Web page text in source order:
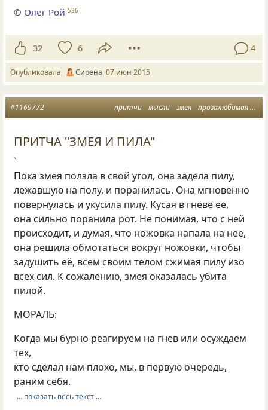
© Олег Рой 586
32 6 4
Опубликовала Сирена 07 июн 2015
притчи мысли змея прозалюбимая
#1169772
ПРИТЧА "ЗМЕЯ И ПИЛА"
`
Пока змея ползла в свой угол, она задела пилу,
лежавшую на полу, и поранилась. Она мгновенно
повернулась и укусила пилу. Кусая в гневе её,
она сильно поранила рот. Не понимая, что с ней
происходит, и думая, что ножовка напала на неё,
она решила обмотаться вокруг ножовки, чтобы
задушить её, всем своим телом сжимая пилу изо
всех сил. К сожалению, змея оказалась убита
пилой.
МОРАЛЬ:
Когда мы бурно реагируем на гнев или осуждаем
тех,
кто сделал нам плохо, мы, в первую очередь,
раним себя.
… показать весь текст …